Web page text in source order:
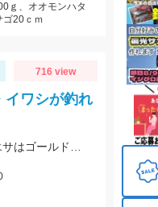
ｇ、オオモンハタ
20ｃｍ
716 view
イワシが釣れ